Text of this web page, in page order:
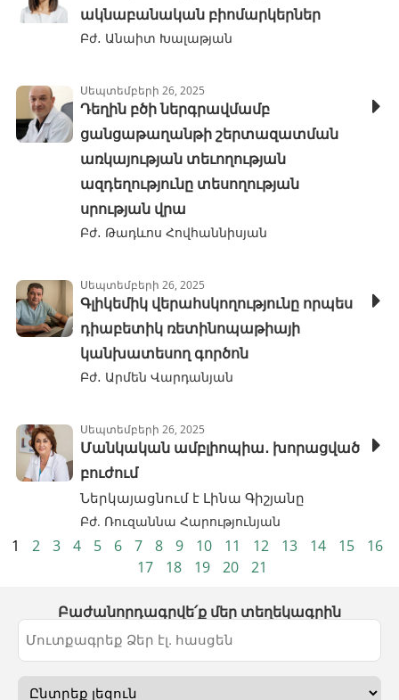
ակնաբանական բիոմարկերներ
Բժ․ Անաիտ Խալաթյան
Սեպտեմբերի 26, 2025
Դեղին բծի ներգրավմամբ
ցանցաթաղանթի շերտազատման
առկայության տեւողության
ազդեղությունը տեսողության
սրության վրա
Բժ․ Թադևոս Հովհաննիսյան
Սեպտեմբերի 26, 2025
Գլիկեմիկ վերահսկողությունը որպես
դիաբետիկ ռետինոպաթիայի
կանխատեսող գործոն
Բժ․ Արմեն Վարդանյան
Սեպտեմբերի 26, 2025
Մանկական ամբլիոպիա․ խորացված
բուժում
Ներկայացնում է Լինա Գիշյանը
Բժ. Ռուզաննա Հարությունյան
1 2 3 4 5 6 7 8 9 10 11 12 13 14 15
16
17
18 19 20 21
Բաժանորդագրվե՛ք մեր տեղեկագրին